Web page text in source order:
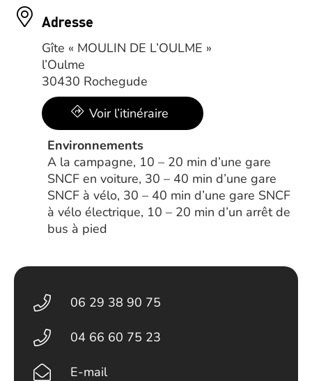
Adresse
Gîte « MOULIN DE L’OULME »
l’Oulme
30430 Rochegude
Voir l’itinéraire
Environnements
A la campagne, 10 – 20 min d’une gare
SNCF en voiture, 30 – 40 min d’une gare
SNCF à vélo, 30 – 40 min d’une gare SNCF
à vélo électrique, 10 – 20 min d’un arrêt de
bus à pied
06 29 38 90 75
04 66 60 75 23
E-mail